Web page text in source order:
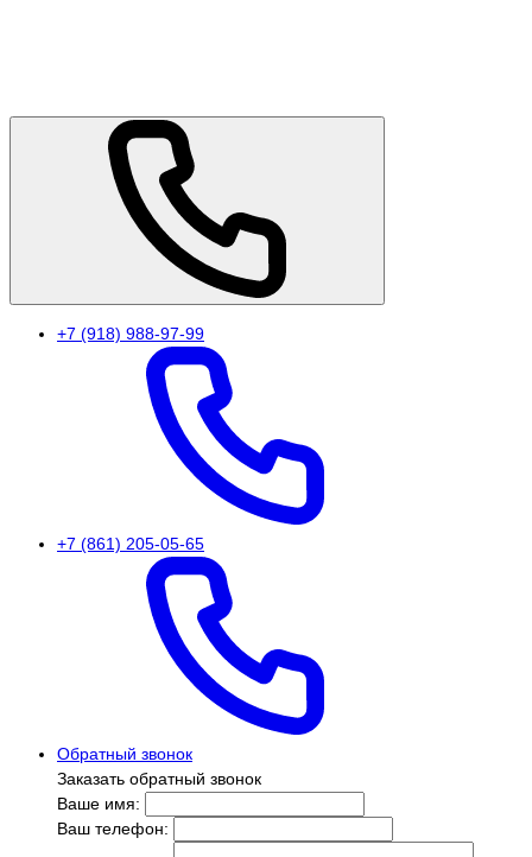
+7 (918) 988-97-99
+7 (861) 205-05-65
Обратный звонок
Заказать обратный звонок
Ваше имя:
Ваш телефон: